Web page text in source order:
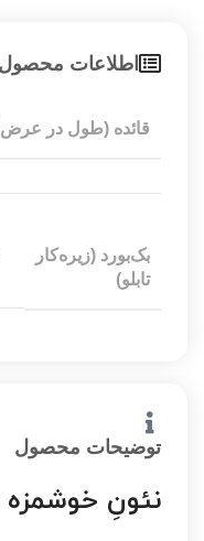
اطلاعات محصول
قائده (طول در
بک‌بورد (زیره‌کار
تابلو)
توضیحات محصول
نئونِ